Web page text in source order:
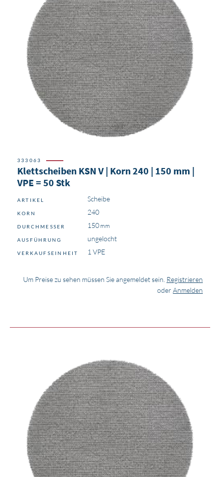
333063
Klettscheiben KSN V | Korn 240 | 150 mm |
VPE = 50 Stk
ARTIKEL Scheibe
KORN 240
DURCHMESSER 150
AUSFÜHRUNG ungelocht
VERKAUFSEINHEIT 1 VPE
Um Preise zu sehen müssen Sie angemeldet sein. Registrieren
oder Anmelden